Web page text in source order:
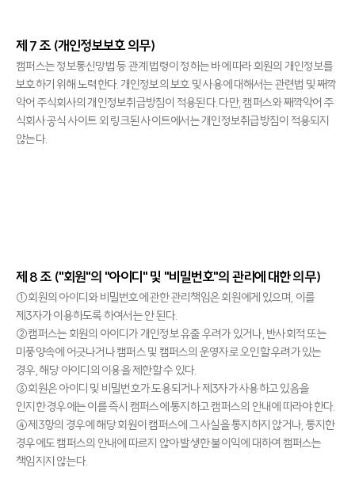
제 7 조 (개인정보보호 의무)
캠퍼스는 정보통신망법 등 관계 법령이 정하는 바에 따라 회원의 개인정보를
보호하기 위해 노력한다. 개인정보의 보호 및 사용에 대해서는 관련법 및 째깍
악어 주식회사의 개인정보취급방침이 적용된다. 다만, 캠퍼스와 째깍악어 주
식회사 공식 사이트 외 링크된 사이트에서는 개인정보취급방침이 적용되지
않는다.
제 8 조 ("회원"의 "아이디" 및 "비밀번호"의 관리에 대한 의무)
①회원의 아이디와 비밀번호에 관한 관리책임은 회원에게 있으며, 이를
제3자가 이용하도록 하여서는 안 된다.
②캠퍼스는 회원의 아이디가 개인정보 유출 우려가 있거나, 반사회적 또는
미풍양속에 어긋나거나 캠퍼스 및 캠퍼스의 운영자로 오인할 우려가 있는
경우, 해당 아이디의 이용을 제한할 수 있다.
③회원은 아이디 및 비밀번호가 도용되거나 제3자가 사용하고 있음을
인지한 경우에는 이를 즉시 캠퍼스에 통지하고 캠퍼스의 안내에 따라야 한다.
④제3항의 경우에 해당 회원이 캠퍼스에 그 사실을 통지하지 않거나, 통지한
경우에도 캠퍼스의 안내에 따르지 않아 발생한 불이익에 대하여 캠퍼스는
책임지지 않는다.